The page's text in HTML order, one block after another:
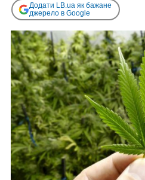
Додати LB.ua як бажане
джерело в Google